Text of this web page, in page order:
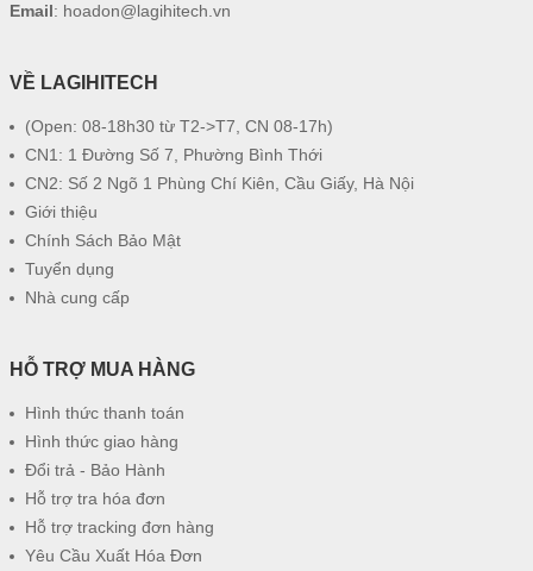
Email: hoadon@lagihitech.vn
VỀ LAGIHITECH
(Open: 08-18h30 từ T2->T7, CN 08-17h)
CN1: 1 Đường Số 7, Phường Bình Thới
CN2: Số 2 Ngõ 1 Phùng Chí Kiên, Cầu Giấy, Hà Nội
Giới thiệu
Chính Sách Bảo Mật
Tuyển dụng
Nhà cung cấp
HỖ TRỢ MUA HÀNG
Hình thức thanh toán
Hình thức giao hàng
Đổi trả - Bảo Hành
Hỗ trợ tra hóa đơn
Hỗ trợ tracking đơn hàng
Yêu Cầu Xuất Hóa Đơn